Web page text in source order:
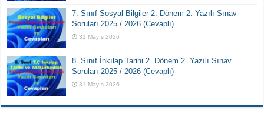
7. Sınıf Sosyal Bilgiler 2. Dönem 2. Yazılı Sınav
Soruları 2025 / 2026 (Cevaplı)
31 Mayıs 2026
8. Sınıf İnkılap Tarihi 2. Dönem 2. Yazılı Sınav
Soruları 2025 / 2026 (Cevaplı)
31 Mayıs 2026